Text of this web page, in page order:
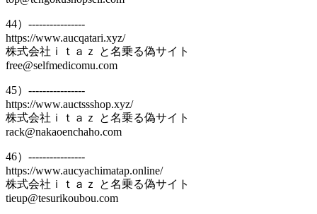
44）----------------
https://www.aucqatari.xyz/
株式会社ｉｔａｚ と名乗る偽サイト
free@selfmedicomu.com
45）----------------
https://www.auctssshop.xyz/
株式会社ｉｔａｚ と名乗る偽サイト
rack@nakaoenchaho.com
46）----------------
https://www.aucyachimatap.online/
株式会社ｉｔａｚ と名乗る偽サイト
tieup@tesurikoubou.com